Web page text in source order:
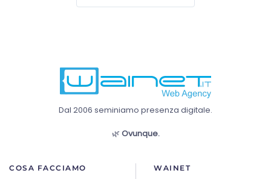
Dal 2006 seminiamo presenza digitale.
🌿 Ovunque.
COSA FACCIAMO WAINET